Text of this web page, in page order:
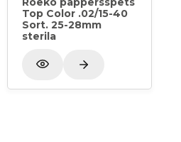
Top Color .02/15-40
Sort. 25-28mm
sterila